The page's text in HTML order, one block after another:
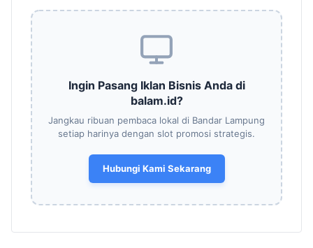
Ingin Pasang Iklan Bisnis Anda di
balam.id?
Jangkau ribuan pembaca lokal di Bandar Lampung
setiap harinya dengan slot promosi strategis.
Hubungi Kami Sekarang